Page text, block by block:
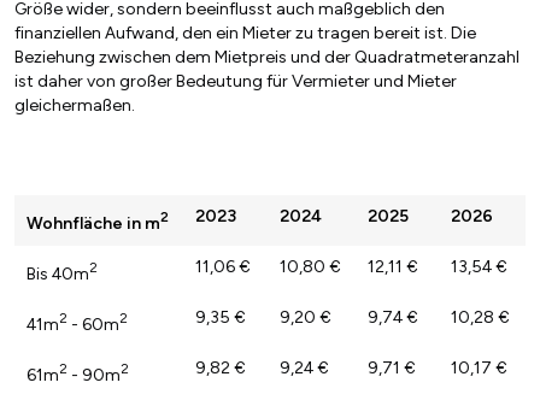
Größe wider, sondern beeinflusst auch maßgeblich den
finanziellen Aufwand, den ein Mieter zu tragen bereit ist. Die
Beziehung zwischen dem Mietpreis und der Quadratmeteranzahl
ist daher von großer Bedeutung für Vermieter und Mieter
gleichermaßen.
Wohnfläche in m2 2023 2024 2025 2026
Bis 40m2 11,06 € 10,80 € 12,11 € 13,54 €
41m2 - 60m2 9,35 € 9,20 € 9,74 € 10,28 €
61m2 - 90m2 9,82 € 9,24 € 9,71 € 10,17 €